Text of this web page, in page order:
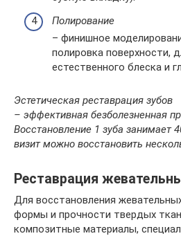
Полирование
– финишное
полировка поверхности,
естественного блеска и
Эстетическая реставрация зубов
– эффективная безболезненная
Восстановление 1 зуба занимает
визит можно восстановить
Реставрация
Для восстановления
формы и прочности твердых
композитные материалы,